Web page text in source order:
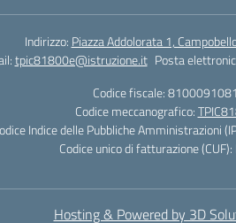
Indirizzo: Piazza Addolorata 1,
tpic81800e@istruzione.it Posta
Codice fiscale:
Codice meccanografico:
Indice delle Pubbliche Amministrazioni
Codice unico di fatturazione (CUF):
Hosting & Powered by 3D